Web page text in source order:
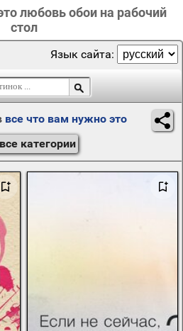
любовь обои на рабочий
стол
Язык сайта:
все что вам нужно это
все категории